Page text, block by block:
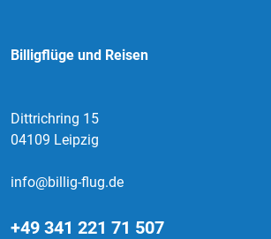
Billigflüge und Reisen
Dittrichring 15
04109 Leipzig
info@billig-flug.de
+49 341 221 71 507